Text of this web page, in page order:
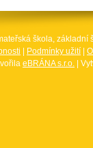
škola, základní
Podmínky užití
eBRÁNA s.r.o. |